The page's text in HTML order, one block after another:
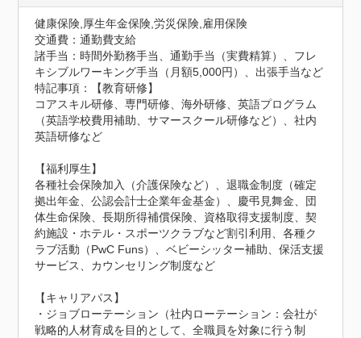
健康保険,厚生年金保険,労災保険,雇用保険
交通費：通勤費支給
諸手当：時間外勤務手当、通勤手当（実費精算）、フレ
キシブルワーキング手当（月額5,000円）、出張手当など
特記事項：【教育研修】
コアスキル研修、専門研修、海外研修、英語プログラム
（英語学校費用補助、サマースクール研修など）、社内
英語研修など
【福利厚生】
各種社会保険加入（介護保険など）、退職金制度（確定
拠出年金、公認会計士企業年金基金）、慶弔見舞金、団
体生命保険、長期所得補償保険、資格取得支援制度、契
約施設・ホテル・スポーツクラブなど割引利用、各種ク
ラブ活動（PwC Funs）、ベビーシッター補助、保活支援
サービス、カウンセリング制度など
【キャリアパス】
・ジョブローテーション（社内ローテーション：会社が
戦略的人材育成を目的として、全職員を対象に行う制